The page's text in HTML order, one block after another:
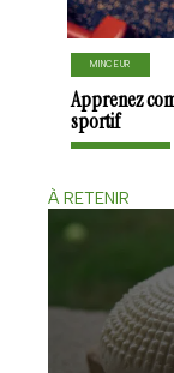
MINCEUR
Apprenez
sportif
À RETENIR